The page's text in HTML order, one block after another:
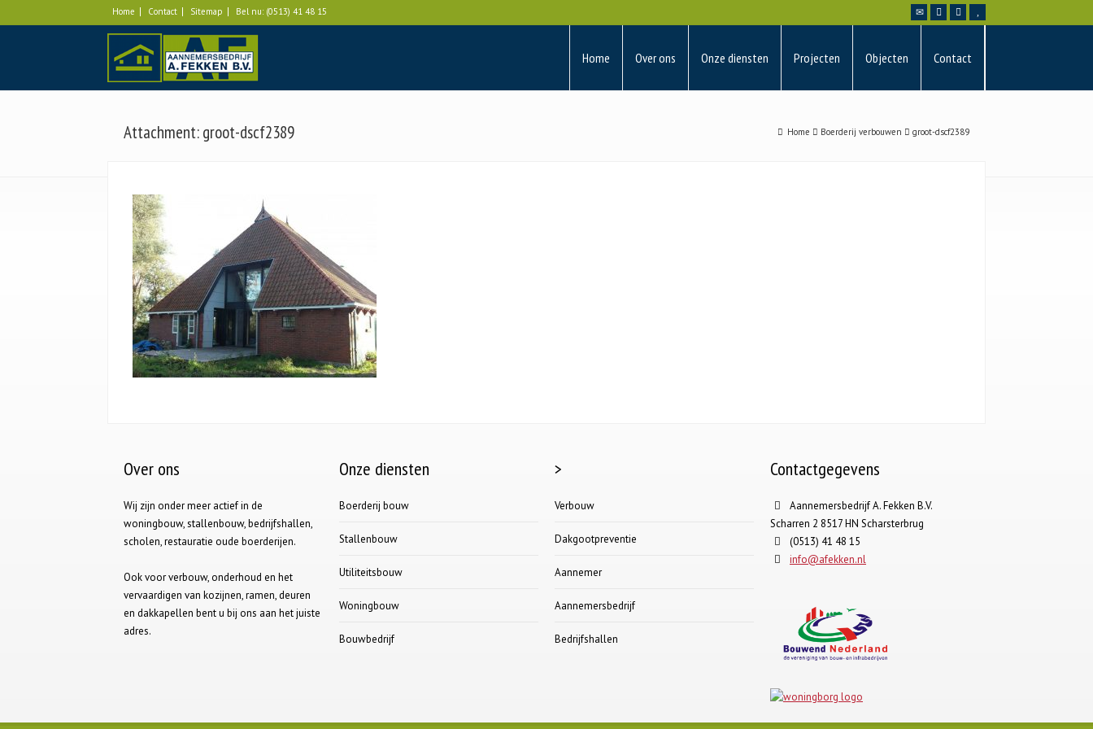
Home Contact Sitemap Bel nu: (0513) 41 48 15
Home Over ons Onze diensten Projecten Objecten Contact
Attachment: groot-dscf2389 Home Boerderij verbouwen groot-dscf2389
Over ons
Wij zijn onder meer actief in de
woningbouw, stallenbouw, bedrijfshallen,
scholen, restauratie oude boerderijen.
Ook voor verbouw, onderhoud en het
vervaardigen van kozijnen, ramen, deuren
en dakkapellen bent u bij ons aan het juiste
adres.
Onze diensten
Boerderij bouw
Stallenbouw
Utiliteitsbouw
Woningbouw
Bouwbedrijf
>
Verbouw
Dakgootpreventie
Aannemer
Aannemersbedrijf
Bedrijfshallen
Contactgegevens
Aannemersbedrijf A. Fekken B.V.
Scharren 2 8517 HN Scharsterbrug
(0513) 41 48 15
info@afekken.nl